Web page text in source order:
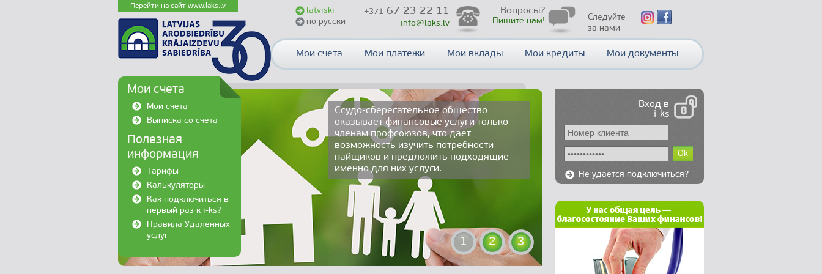
Следуйте
за нами
Вопросы?
Пишите нам!
+371 67 23 22 11
info@laks.lv
latviski
по русски
Перейти на сайт www.laks.lv
Мои счета Мои платежи Мои вклады Мои кредиты Мои документы
Мои счета
Мои счета
Выписка со счета
Полезная
информация
Тарифы
Калькуляторы
Как подключиться в
первый раз к i-ks?
Правила Удаленных
услуг
1 2 3
Ссудо-сберегательное общество
оказывает финансовые услуги только
членам профсоюзов, что дает
возможность изучить потребности
пайщиков и предложить подходящие
именно для них услуги.
Вход в
i-ks
Ok
Не удается подключиться?